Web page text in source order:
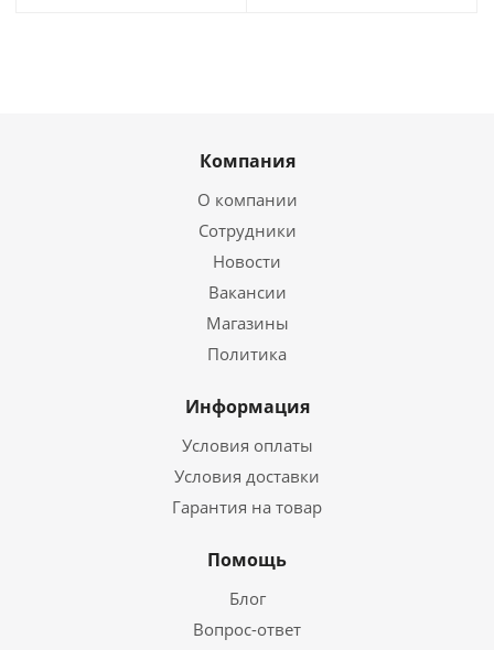
Компания
О компании
Сотрудники
Новости
Вакансии
Магазины
Политика
Информация
Условия оплаты
Условия доставки
Гарантия на товар
Помощь
Блог
Вопрос-ответ